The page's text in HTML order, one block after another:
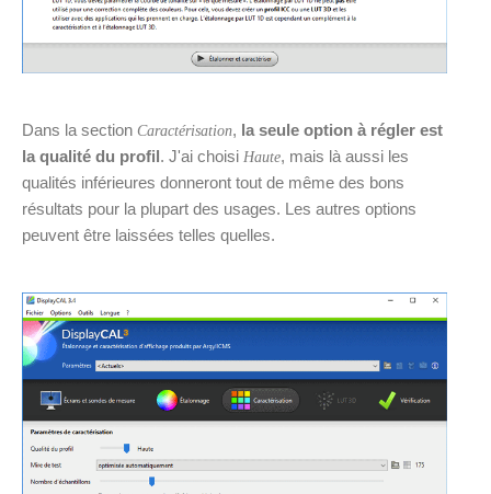
Dans la section Caractérisation, la seule option à régler est
la qualité du profil. J'ai choisi Haute, mais là aussi les
qualités inférieures donneront tout de même des bons
résultats pour la plupart des usages. Les autres options
peuvent être laissées telles quelles.